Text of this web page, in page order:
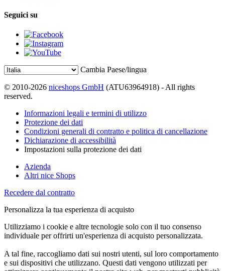
Seguici su
Cambia Paese/lingua
© 2010-2026 niceshops GmbH (ATU63964918) - All rights
reserved.
Informazioni legali e termini di utilizzo
Protezione dei dati
Condizioni generali di contratto e politica di cancellazione
Dichiarazione di accessibilità
Impostazioni sulla protezione dei dati
Azienda
Altri nice Shops
Recedere dal contratto
Personalizza la tua esperienza di acquisto
Utilizziamo i cookie e altre tecnologie solo con il tuo consenso
individuale per offrirti un'esperienza di acquisto personalizzata.
A tal fine, raccogliamo dati sui nostri utenti, sul loro comportamento
e sui dispositivi che utilizzano. Questi dati vengono utilizzati per